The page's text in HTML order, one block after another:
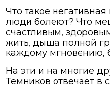
Что такое
люди болеют? Что
счастливым,
жить, дыша полной
каждому мгновению,
На эти и на многие
Темников отвечает в